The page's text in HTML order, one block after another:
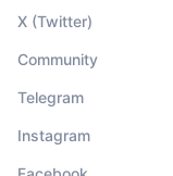
X (Twitter)
Community
Telegram
Instagram